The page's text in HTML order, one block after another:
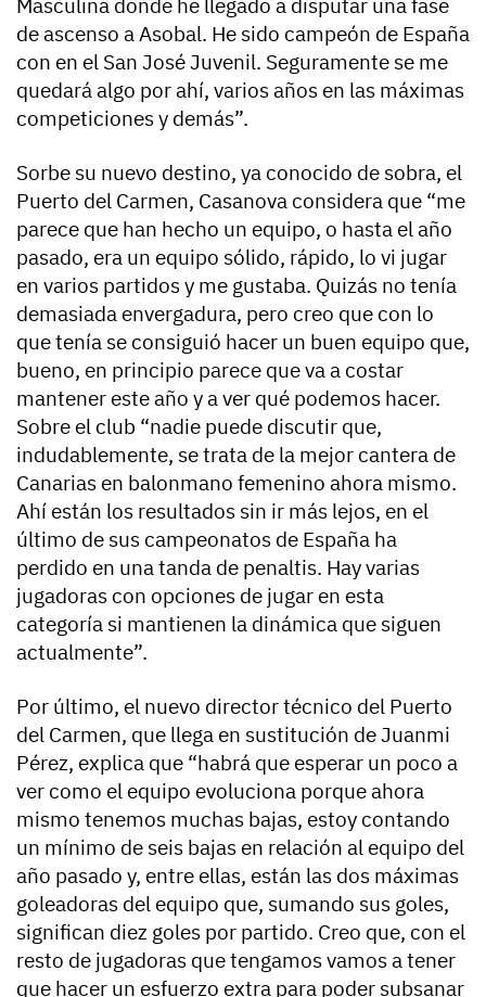
Masculina donde he llegado a disputar una fase
de ascenso a Asobal. He sido campeón de España
con en el San José Juvenil. Seguramente se me
quedará algo por ahí, varios años en las máximas
competiciones y demás”.
Sorbe su nuevo destino, ya conocido de sobra, el
Puerto del Carmen, Casanova considera que “me
parece que han hecho un equipo, o hasta el año
pasado, era un equipo sólido, rápido, lo vi jugar
en varios partidos y me gustaba. Quizás no tenía
demasiada envergadura, pero creo que con lo
que tenía se consiguió hacer un buen equipo que,
bueno, en principio parece que va a costar
mantener este año y a ver qué podemos hacer.
Sobre el club “nadie puede discutir que,
indudablemente, se trata de la mejor cantera de
Canarias en balonmano femenino ahora mismo.
Ahí están los resultados sin ir más lejos, en el
último de sus campeonatos de España ha
perdido en una tanda de penaltis. Hay varias
jugadoras con opciones de jugar en esta
categoría si mantienen la dinámica que siguen
actualmente”.
Por último, el nuevo director técnico del Puerto
del Carmen, que llega en sustitución de Juanmi
Pérez, explica que “habrá que esperar un poco a
ver como el equipo evoluciona porque ahora
mismo tenemos muchas bajas, estoy contando
un mínimo de seis bajas en relación al equipo del
año pasado y, entre ellas, están las dos máximas
goleadoras del equipo que, sumando sus goles,
significan diez goles por partido. Creo que, con el
resto de jugadoras que tengamos vamos a tener
que hacer un esfuerzo extra para poder subsanar